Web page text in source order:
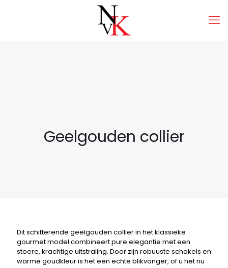
Geelgouden collier
Dit schitterende geelgouden collier in het klassieke
gourmet model combineert pure elegantie met een
stoere, krachtige uitstraling. Door zijn robuuste schakels en
warme goudkleur is het een echte blikvanger, of u het nu